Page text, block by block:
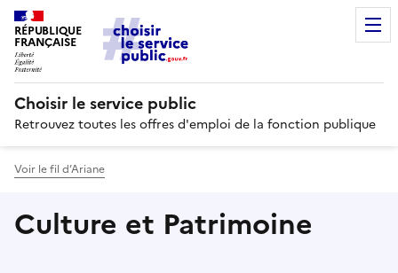
RÉPUBLIQUE
FRANÇAISE
Choisir le service public
Retrouvez toutes les offres d'emploi de la fonction publique
Voir le fil d’Ariane
Culture et Patrimoine